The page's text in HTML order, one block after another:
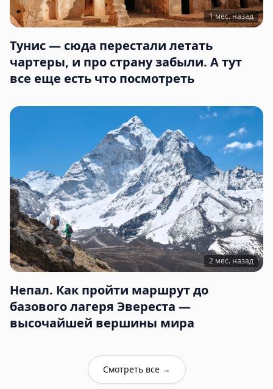
1 мес. назад
Тунис — сюда перестали летать
чартеры, и про страну забыли. А тут
все еще есть что посмотреть
2 мес. назад
Непал. Как пройти маршрут до
базового лагеря Эвереста —
высочайшей вершины мира
Смотреть все→